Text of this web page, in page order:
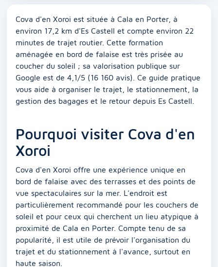
Cova d'en Xoroi est située à Cala en Porter, à
environ 17,2 km d'Es Castell et compte environ 22
minutes de trajet routier. Cette formation
aménagée en bord de falaise est très prisée au
coucher du soleil ; sa valorisation publique sur
Google est de 4,1/5 (16 160 avis). Ce guide pratique
vous aide à organiser le trajet, le stationnement, la
gestion des bagages et le retour depuis Es Castell.
Pourquoi visiter Cova d'en
Xoroi
Cova d'en Xoroi offre une expérience unique en
bord de falaise avec des terrasses et des points de
vue spectaculaires sur la mer. L'endroit est
particulièrement recommandé pour les couchers de
soleil et pour ceux qui cherchent un lieu atypique à
proximité de Cala en Porter. Compte tenu de sa
popularité, il est utile de prévoir l'organisation du
trajet et du stationnement à l'avance, surtout en
haute saison.